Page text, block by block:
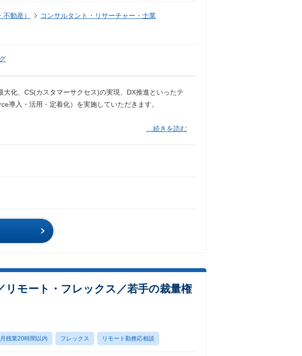
動産）
コンサルタント・リサーチャー・士業
化、CS(カスタマーサクセス)の実現、DX推進といったテ
導入・活用・定着化）を実施していただきます。
…続きを読む
モート・フレックス／若手の裁量権
月残業20時間以内 フレックス リモート勤務応相談